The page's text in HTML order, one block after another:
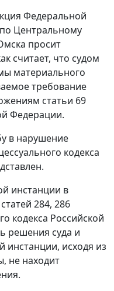
Федеральной
Центральному
просит
считает, что судом
материального
требование
статьи 69
Федерации.
в нарушение
кодекса
инстанции в
статей 284, 286
кодекса Российской
решения суда и
инстанции, исходя из
не находит